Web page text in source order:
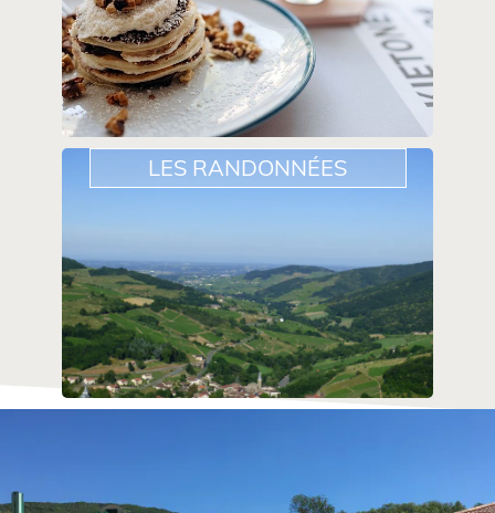
LES RANDONNÉES